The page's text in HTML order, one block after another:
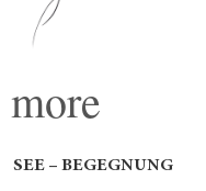
more
SEE – BEGEGNUNG